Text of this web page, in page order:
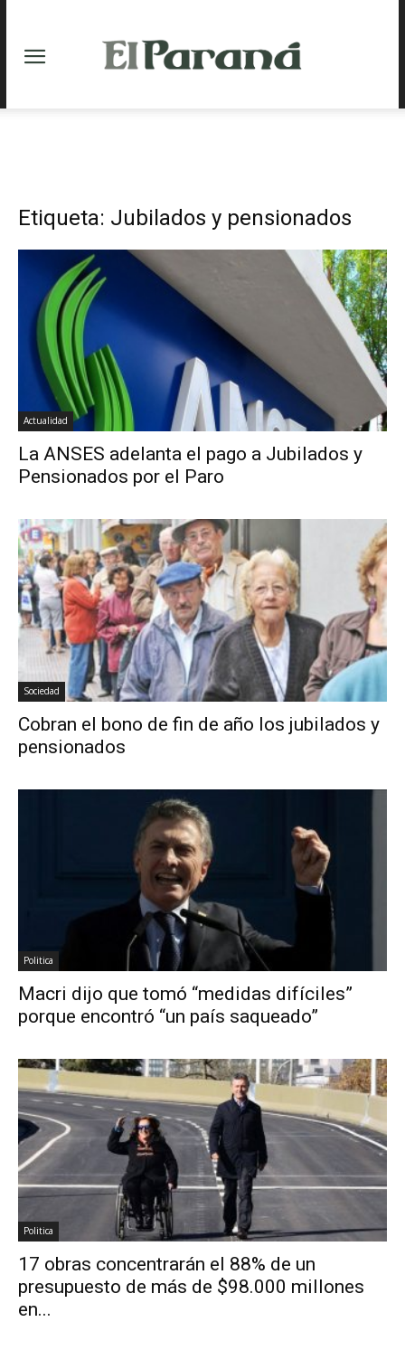
Etiqueta: Jubilados y pensionados
Actualidad
La ANSES adelanta el pago a Jubilados y
Pensionados por el Paro
Sociedad
Cobran el bono de fin de año los jubilados y
pensionados
Politica
Macri dijo que tomó “medidas difíciles”
porque encontró “un país saqueado”
Politica
17 obras concentrarán el 88% de un
presupuesto de más de $98.000 millones
en...